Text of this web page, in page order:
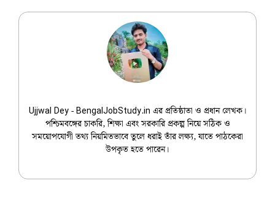
Ujjwal Dey - BengalJobStudy.in এর প্রতিষ্ঠাতা ও প্রধান লেখক।
পশ্চিমবঙ্গের চাকরি, শিক্ষা এবং সরকারি প্রকল্প নিয়ে সঠিক ও
সময়োপযোগী তথ্য নিয়মিতভাবে তুলে ধরাই তাঁর লক্ষ্য, যাতে পাঠকেরা
উপকৃত হতে পারেন।